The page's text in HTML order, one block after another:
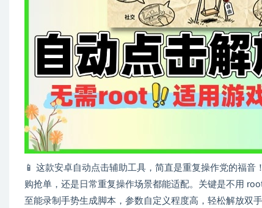
📱 这款安卓自动点击辅助工具，简直是重复操作党的福
购抢单，还是日常重复操作场景都能适配。关键是不用
至能录制手势生成脚本，参数自定义程度高，轻松解放双